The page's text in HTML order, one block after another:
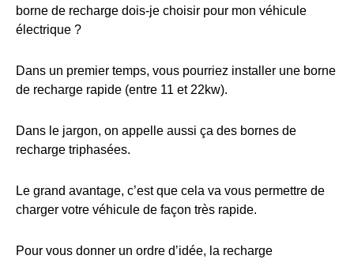
borne de recharge dois-je choisir pour mon véhicule
électrique ?
Dans un premier temps, vous pourriez installer une borne
de recharge rapide (entre 11 et 22kw).
Dans le jargon, on appelle aussi ça des bornes de
recharge triphasées.
Le grand avantage, c’est que cela va vous permettre de
charger votre véhicule de façon très rapide.
Pour vous donner un ordre d’idée, la recharge